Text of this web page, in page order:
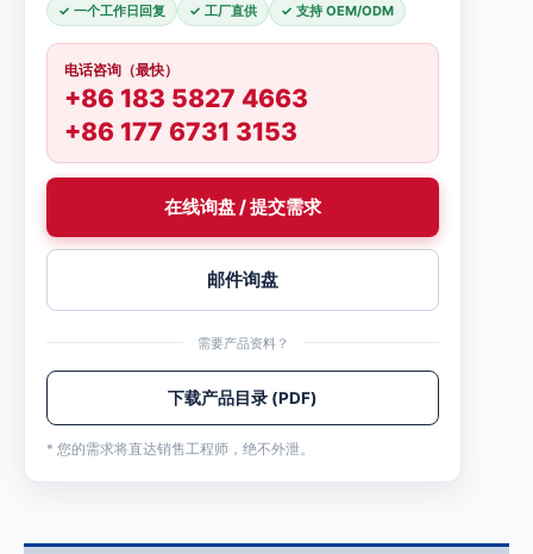
✓ 一个工作日回复 ✓ 工厂直供 ✓ 支持 OEM/ODM
电话咨询（最快）
+86 183 5827 4663
+86 177 6731 3153
在线询盘 / 提交需求
邮件询盘
需要产品资料？
下载产品目录 (PDF)
* 您的需求将直达销售工程师，绝不外泄。